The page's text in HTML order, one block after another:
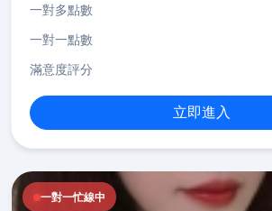
一對多點數
一對一點數
滿意度評分
立即進入
一對一忙線中